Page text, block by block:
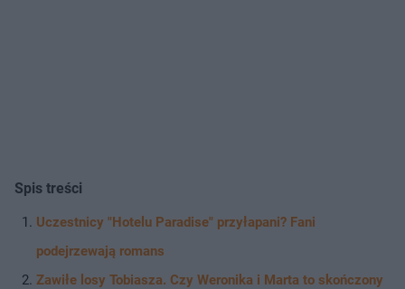
Spis treści
Uczestnicy "Hotelu Paradise" przyłapani? Fani
podejrzewają romans
Zawiłe losy Tobiasza. Czy Weronika i Marta to skończony